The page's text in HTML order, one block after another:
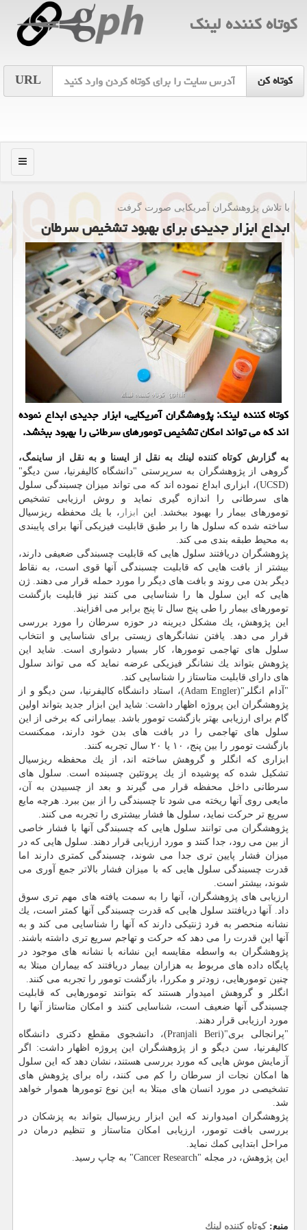
كوتاه كننده لینك
URL
منو
با تلاش پژوهشگران آمریكایی صورت گرفت
ابداع ابزار جدیدی برای بهبود تشخیص سرطان
كوتاه كننده لینك: پژوهشگران آمریكایی، ابزار جدیدی ابداع نموده
اند كه می تواند امكان تشخیص تومورهای سرطانی را بهبود ببخشد.
به گزارش كوتاه كننده لینك به نقل از ایسنا و به نقل از ساینمگ،
گروهی از پژوهشگران به سرپرستی "دانشگاه كالیفرنیا، سن دیگو"
(UCSD)، ابزاری ابداع نموده اند كه می تواند میزان چسبندگی سلول
های سرطانی را اندازه گیری نماید و روش ارزیابی تشخیص
تومورهای بیمار را بهبود ببخشد. این
ابزار ، با یك محفظه ریزسیال
ساخته شده كه سلول ها را بر طبق قابلیت فیزیكی آنها برای پایبندی
به محیط طبقه بندی می كند.
پژوهشگران دریافتند سلول هایی كه قابلیت چسبندگی ضعیفی دارند،
بیشتر از بافت هایی كه قابلیت چسبندگی آنها قوی است، به نقاط
دیگر بدن می روند و بافت های دیگر را مورد حمله قرار می دهند. ژن
هایی كه این سلول ها را شناسایی می كنند نیز قابلیت بازگشت
تومورهای بیمار را طی پنج سال تا پنج برابر می افزایند.
این پژوهش، یك مشكل دیرینه در حوزه سرطان را مورد بررسی
قرار می دهد. یافتن نشانگرهای زیستی برای شناسایی و انتخاب
سلول های تهاجمی تومورها، كار بسیار دشواری است. شاید این
پژوهش بتواند یك نشانگر فیزیكی عرضه نماید كه می تواند سلول
های دارای قابلیت متاستاز را شناسایی كند.
"آدام انگلر"(Adam Engler)، استاد دانشگاه كالیفرنیا، سن دیگو و از
پژوهشگران این پروژه اظهار داشت: شاید این ابزار جدید بتواند اولین
گام برای ارزیابی بهتر بازگشت تومور باشد. بیمارانی كه برخی از این
سلول های تهاجمی را در بافت های بدن خود دارند، ممكنست
بازگشت تومور را بین پنج، ۱۰ یا ۲۰ سال تجربه كنند.
ابزاری كه انگلر و گروهش ساخته اند، از یك محفظه ریزسیال
تشكیل شده كه پوشیده از یك پروتئین چسبنده است. سلول های
سرطانی داخل محفظه قرار می گیرند و بعد از چسبیدن به آن،
مایعی روی آنها ریخته می شود تا چسبندگی را از بین ببرد. هرچه مایع
سریع تر حركت نماید، سلول ها فشار بیشتری را تجربه می كنند.
پژوهشگران می توانند سلول هایی كه چسبندگی آنها با فشار خاصی
از بین می رود، جدا كنند و مورد ارزیابی قرار دهند. سلول هایی كه در
میزان فشار پایین تری جدا می شوند، چسبندگی كمتری دارند اما
قدرت چسبندگی سلول هایی كه با میزان فشار بالاتر جمع آوری می
شوند، بیشتر است.
ارزیابی های پژوهشگران، آنها را به سمت یافته های مهم تری سوق
داد. آنها دریافتند سلول هایی كه قدرت چسبندگی آنها كمتر است، یك
نشانه منحصر به فرد ژنتیكی دارند كه آنها را شناسایی می كند و به
آنها این قدرت را می دهد كه حركت و تهاجم سریع تری داشته باشند.
پژوهشگران به واسطه مقایسه این نشانه با نشانه های موجود در
پایگاه داده های مربوط به هزاران بیمار دریافتند كه بیماران مبتلا به
چنین تومورهایی، زودتر و مكررا، بازگشت تومور را تجربه می كنند.
انگلر و گروهش امیدوار هستند كه بتوانند تومورهایی كه قابلیت
چسبندگی آنها ضعیف است، شناسایی كنند و امكان متاستاز آنها را
مورد ارزیابی قرار دهند.
"پرانجالی بری"(Pranjali Beri)، دانشجوی مقطع دكتری دانشگاه
كالیفرنیا، سن دیگو و از پژوهشگران این پروژه اظهار داشت: اگر
آزمایش موش هایی كه مورد بررسی هستند، نشان دهد كه این سلول
ها امكان نجات از سرطان را كم می كنند، راه برای پژوهش های
تشخیصی در مورد انسان های مبتلا به این نوع تومورها هموار خواهد
شد.
پژوهشگران امیدوارند كه این ابزار ریزسیال بتواند به پزشكان در
بررسی بافت تومور، ارزیابی امكان متاستاز و تنظیم درمان در
مراحل ابتدایی كمك نماید.
این پژوهش، در مجله "Cancer Research" به چاپ رسید.
منبع: كوتاه كننده لینك